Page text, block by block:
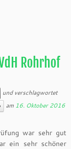
Rohrhof
und verschlagwortet
am 16. Oktober 2016
war sehr gut
ein sehr schöner